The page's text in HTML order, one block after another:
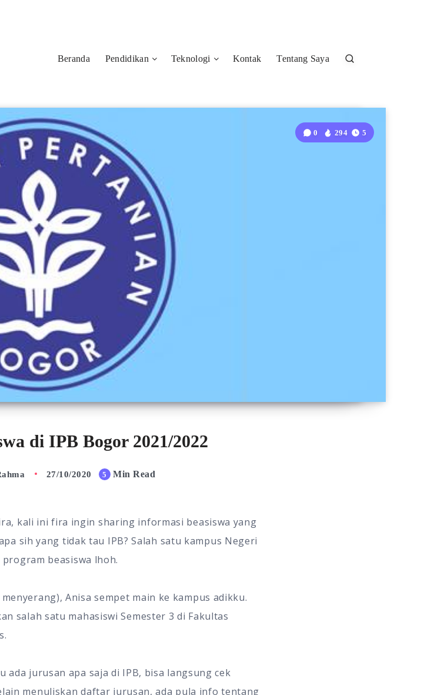
Beranda Pendidikan Teknologi Kontak Tentang Saya
0 294 5
di IPB Bogor 2021/2022
27/10/2020 5 Min Read
kali ini fira ingin sharing informasi beasiswa yang
sih yang tidak tau IPB? Salah satu kampus Negeri
beasiswa lhoh.
Anisa sempet main ke kampus adikku.
salah satu mahasiswi Semester 3 di Fakultas
jurusan apa saja di IPB, bisa langsung cek
menuliskan daftar jurusan, ada pula info tentang